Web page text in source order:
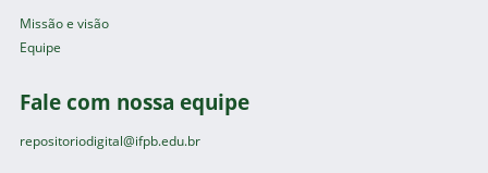
Missão e visão
Equipe
Fale com nossa equipe
repositoriodigital@ifpb.edu.br